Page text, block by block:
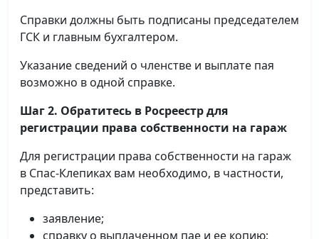
Справки должны быть подписаны председателем
ГСК и главным бухгалтером.
Указание сведений о членстве и выплате пая
возможно в одной справке.
Шаг 2. Обратитесь в Росреестр для
регистрации права собственности на гараж
Для регистрации права собственности на гараж
в Спас-Клепиках вам необходимо, в частности,
представить:
заявление;
справку о выплаченном пае и ее копию;